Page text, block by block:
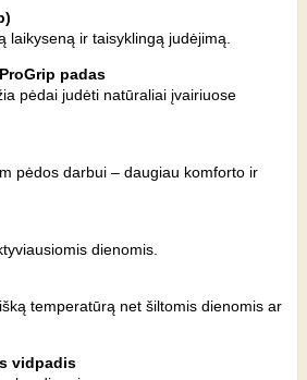
laikyseną ir taisyklingą judėjimą.
padas
pėdai judėti natūraliai įvairiuose
pėdos darbui – daugiau komforto ir
dienomis.
temperatūrą net šiltomis dienomis ar
vidpadis